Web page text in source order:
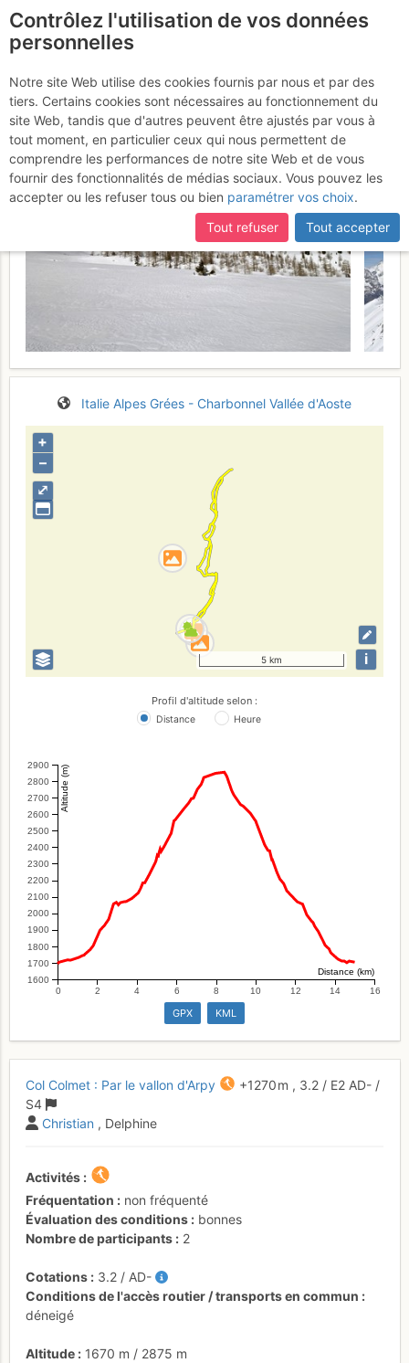
Col Colmet : Par le
vallon d'Arpy
Mercredi 22 février 2017
Italie Alpes Grées - Charbonnel Vallée d'Aoste
⤢
+
–
5 km i
Profil d'altitude selon :
Distance Heure
1600
1700
1800
1900
2000
2100
2200
2300
2400
2500
2600
2700
2800
2900 Altitude (m)
0 2 4 6 8 10 12 14 16
Distance (km)
GPX KML
Col Colmet : Par le vallon d'Arpy +1270 m , 3.2 / E2 AD- /
S4
Christian , Delphine
Activités
Fréquentation
non fréquenté
Évaluation des conditions
bonnes
Nombre de participants
2
Cotations 3.2 / AD-
Conditions de l'accès routier / transports en commun
déneigé
Altitude 1670 m / 2875 m
Contrôlez l'utilisation de vos données
personnelles
Notre site Web utilise des cookies fournis par nous et par des
tiers. Certains cookies sont nécessaires au fonctionnement du
site Web, tandis que d'autres peuvent être ajustés par vous à
tout moment, en particulier ceux qui nous permettent de
comprendre les performances de notre site Web et de vous
fournir des fonctionnalités de médias sociaux. Vous pouvez les
accepter ou les refuser tous ou bien paramétrer vos choix.
Tout refuser
Tout accepter